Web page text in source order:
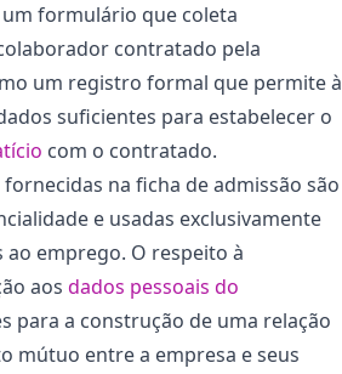
formulário que coleta
contratado pela
um registro formal que permite à
suficientes para estabelecer o
com o contratado.
na ficha de admissão são
e usadas exclusivamente
emprego. O respeito à
aos dados pessoais do
para a construção de uma relação
mútuo entre a empresa e seus